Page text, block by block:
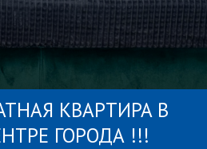
KВАРТИPA B
ГОPОДА !!!